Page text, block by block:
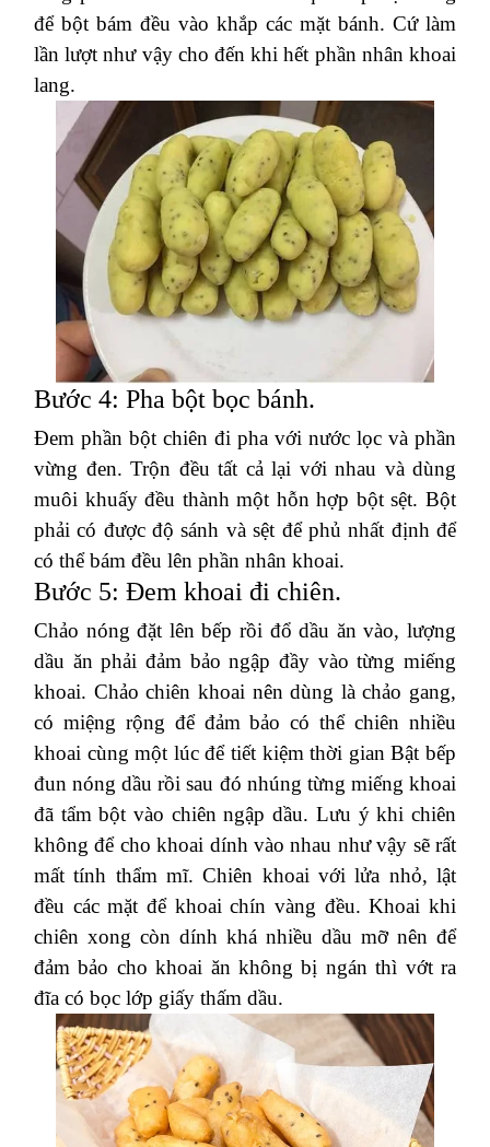
để bột bám đều vào khắp các mặt bánh. Cứ làm
lần lượt như vậy cho đến khi hết phần nhân khoai
lang.
Bước 4: Pha bột bọc bánh.
Đem phần bột chiên đi pha với nước lọc và phần
vừng đen. Trộn đều tất cả lại với nhau và dùng
muôi khuấy đều thành một hỗn hợp bột sệt. Bột
phải có được độ sánh và sệt để phủ nhất định để
có thể bám đều lên phần nhân khoai.
Bước 5: Đem khoai đi chiên.
Chảo nóng đặt lên bếp rồi đổ dầu ăn vào, lượng
dầu ăn phải đảm bảo ngập đầy vào từng miếng
khoai. Chảo chiên khoai nên dùng là chảo gang,
có miệng rộng để đảm bảo có thể chiên nhiều
khoai cùng một lúc để tiết kiệm thời gian Bật bếp
đun nóng dầu rồi sau đó nhúng từng miếng khoai
đã tẩm bột vào chiên ngập dầu. Lưu ý khi chiên
không để cho khoai dính vào nhau như vậy sẽ rất
mất tính thẩm mĩ. Chiên khoai với lửa nhỏ, lật
đều các mặt để khoai chín vàng đều. Khoai khi
chiên xong còn dính khá nhiều dầu mỡ nên để
đảm bảo cho khoai ăn không bị ngán thì vớt ra
đĩa có bọc lớp giấy thấm dầu.